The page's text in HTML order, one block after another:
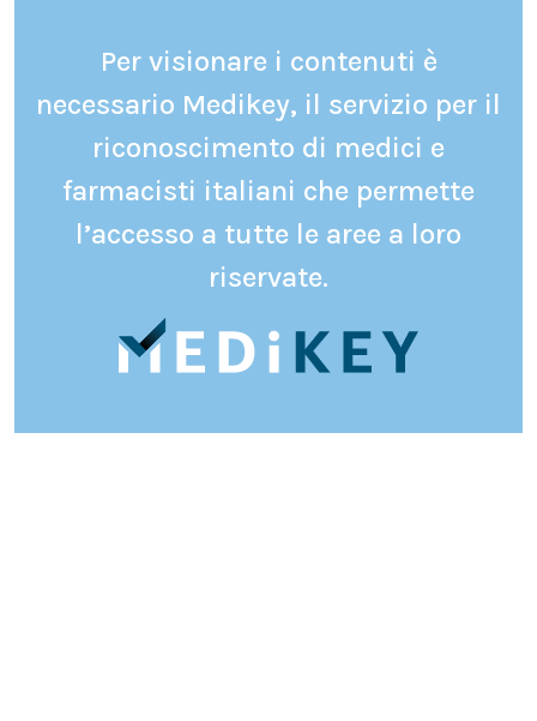
Per visionare i contenuti è
necessario Medikey, il servizio per il
riconoscimento di medici e
farmacisti italiani che permette
l’accesso a tutte le aree a loro
riservate.